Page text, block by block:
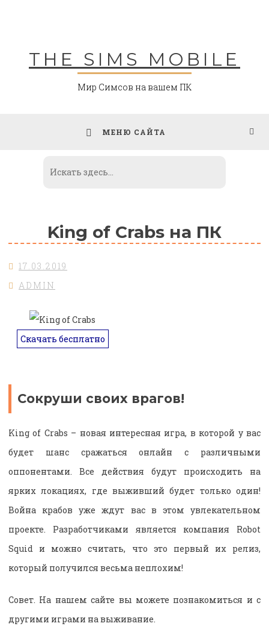
THE SIMS MOBILE
Мир Симсов на вашем ПК
МЕНЮ САЙТА
King of Crabs на ПК
17.03.2019
ADMIN
Скачать бесплатно
Сокруши своих врагов!
King of Crabs – новая интересная игра, в которой у вас
будет шанс сражаться онлайн с различными
оппонентами. Все действия будут происходить на
ярких локациях, где выживший будет только один!
Война крабов уже ждут вас в этом увлекательном
проекте. Разработчиками является компания Robot
Squid и можно считать, что это первый их релиз,
который получился весьма неплохим!
Совет. На нашем сайте вы можете познакомиться и с
другими играми на выживание.